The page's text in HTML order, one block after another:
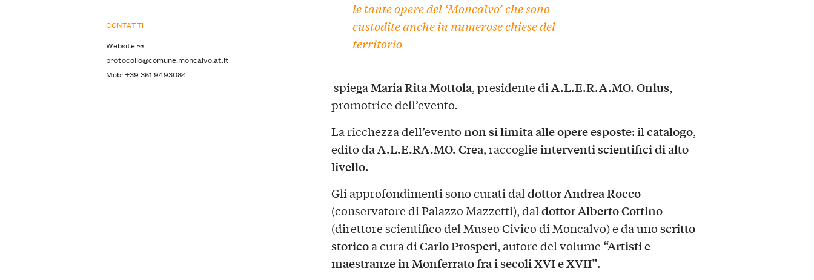
le tanteopere del ‘Moncalvo’che sono
custodite anche in numerose chiese del
territorio
spiegaMaria Rita Mottola, presidente diA.L.E.R.A.MO. Onlus,
promotrice dell’evento.
La ricchezza dell’eventonon si limita alle opere esposte: ilcatalogo,
edito daA.L.E.RA.MO. Crea, raccoglieinterventi scientifici di alto
livello.
Gli approfondimenti sono curati daldottor Andrea Rocco
(conservatore di Palazzo Mazzetti), daldottor Alberto Cottino
(direttore scientifico del Museo Civico di Moncalvo) e da unoscritto
storicoa cura diCarlo Prosperi, autore del volume“Artisti e
maestranze in Monferrato fra i secoli XVI e XVII”.
CONTATTI
Website ↝
protocollo@comune.moncalvo.at.it
Mob: +39 351 9493084